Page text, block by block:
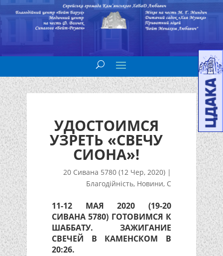
УДОСТОИМСЯ
УЗРЕТЬ «СВЕЧУ
СИОНА»!
20 Сивана 5780 (12 Чер, 2020) |
Благодійність, Новини, С
11-12 МАЯ 2020 (19-20
СИВАНА 5780) ГОТОВИМСЯ К
ШАББАТУ. ЗАЖИГАНИЕ
СВЕЧЕЙ В КАМЕНСКОМ В
20:26.